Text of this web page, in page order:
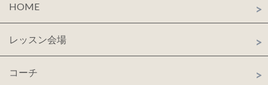
HOME
レッスン会場
コーチ